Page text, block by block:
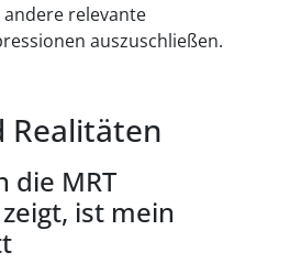
relevante
auszuschließen.
Realitäten
die MRT
ist mein